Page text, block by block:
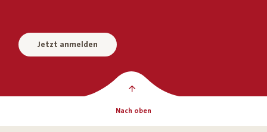
Jetzt anmelden
Nach oben